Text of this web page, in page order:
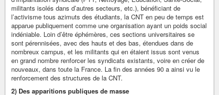
militants isolés dans d’autres secteurs, etc.), bénéficiant de
l’activisme tous azimuts des étudiants, la CNT en peu de temps est
apparue publiquement comme une organisation ayant un poids social
indéniable. Loin d’être éphémères, ces sections universitaires se
sont pérennisées, avec des hauts et des bas, étendues dans de
nombreux campus, et les militants qui en étaient issus sont venus
en grand nombre renforcer les syndicats existants, voire en créer de
nouveaux, dans toute la France. La fin des années 90 a ainsi vu le
renforcement des structures de la CNT.
2) Des apparitions publiques de masse